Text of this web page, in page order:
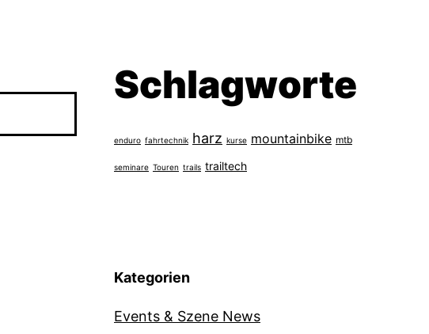
Schlagworte
enduro fahrtechnik harz kurse mountainbike mtb
seminare Touren trails trailtech
Kategorien
Events & Szene News